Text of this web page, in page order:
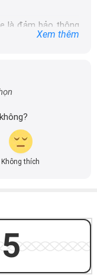
là đảm bảo thông
thường
Xem thêm
Không thích